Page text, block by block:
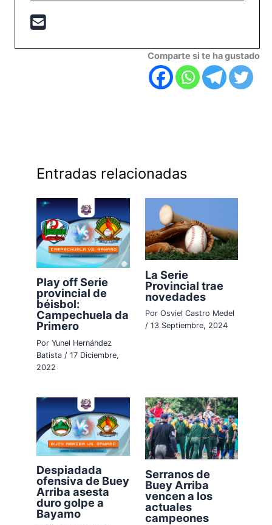
Comparte si te ha gustado
Entradas relacionadas
Play off Serie
provincial de
béisbol:
Campechuela da
Primero
PorYunel Hernández
Batista /17 Diciembre,
2022
La Serie
Provincial trae
novedades
Por Osviel Castro Medel
/ 13 Septiembre, 2024
Despiadada
ofensiva de Buey
Arriba asesta
duro golpe a
Bayamo
Serranos de
Buey Arriba
vencen a los
actuales
campeones